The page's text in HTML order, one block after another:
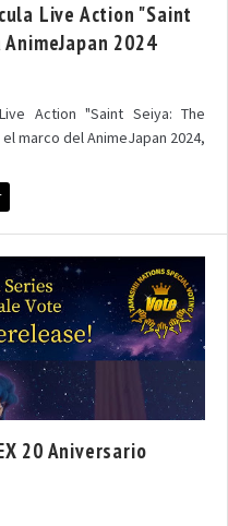
Live Action "Saint
2024
Action "Saint Seiya: The
marco del AnimeJapan 2024,
20 Aniversario